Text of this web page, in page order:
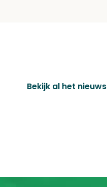
Bekijk al het nieuws